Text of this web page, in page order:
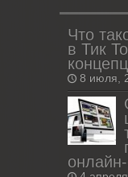
Что
в Тик
8 июля,